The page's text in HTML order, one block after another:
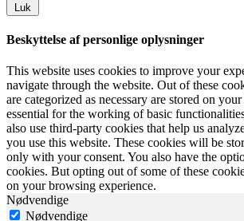
Luk
Beskyttelse af personlige oplysninger
This website uses cookies to improve your
navigate through the website. Out of these
are categorized as necessary are stored on
essential for the working of basic
also use third-party cookies that help us
you use this website. These cookies will be
only with your consent. You also have the
cookies. But opting out of some of these
on your browsing experience.
Nødvendige
Nødvendige